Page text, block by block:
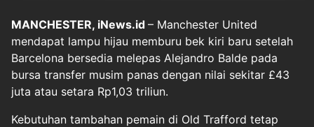
MANCHESTER, iNews.id – Manchester United
mendapat lampu hijau memburu bek kiri baru setelah
Barcelona bersedia melepas Alejandro Balde pada
bursa transfer musim panas dengan nilai sekitar £43
juta atau setara Rp1,03 triliun.
Kebutuhan tambahan pemain di Old Trafford tetap